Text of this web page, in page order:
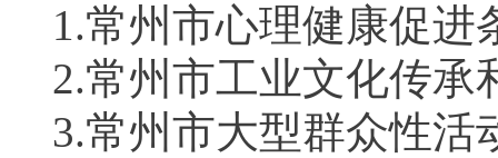
1.常州市心理健康促进
2.常州市工业文化传承
3.常州市大型群众性活